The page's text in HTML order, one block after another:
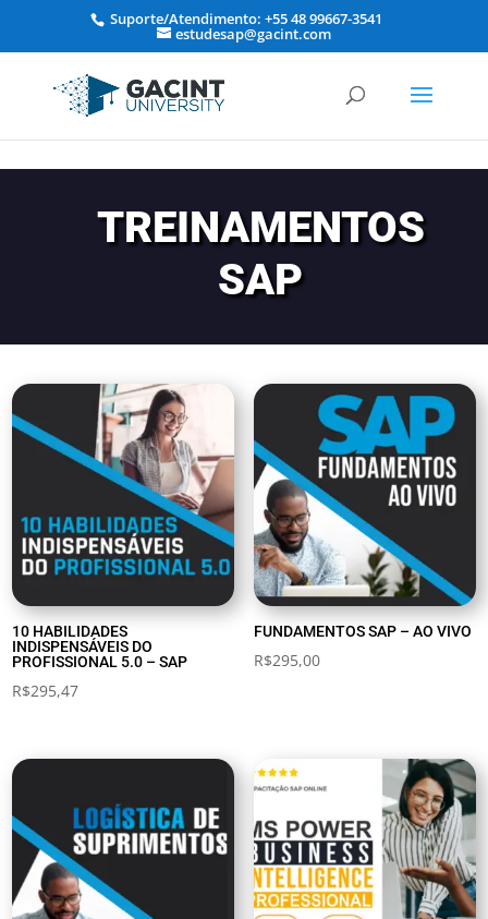
Suporte/Atendimento: +55 48 99667-3541
estudesap@gacint.com
TREINAMENTOS
SAP
10 HABILIDADES
INDISPENSÁVEIS DO
PROFISSIONAL 5.0 – SAP
R$295,47
FUNDAMENTOS SAP – AO VIVO
R$295,00